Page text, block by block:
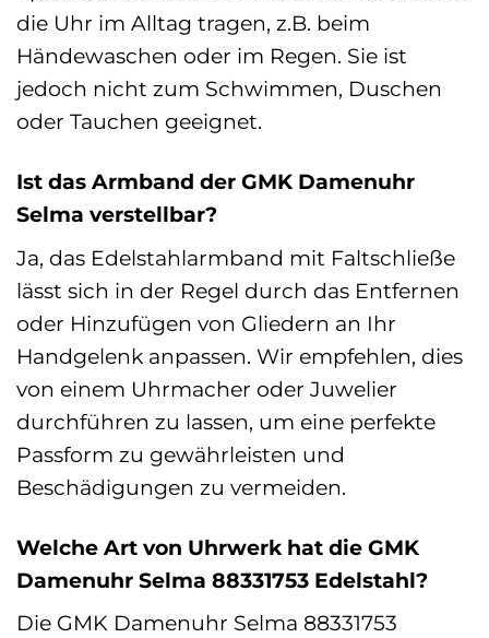
die Uhr im Alltag tragen, z.B. beim
Händewaschen oder im Regen. Sie ist
jedoch nicht zum Schwimmen, Duschen
oder Tauchen geeignet.
Ist das Armband der GMK Damenuhr
Selma verstellbar?
Ja, das Edelstahlarmband mit Faltschließe
lässt sich in der Regel durch das Entfernen
oder Hinzufügen von Gliedern an Ihr
Handgelenk anpassen. Wir empfehlen, dies
von einem Uhrmacher oder Juwelier
durchführen zu lassen, um eine perfekte
Passform zu gewährleisten und
Beschädigungen zu vermeiden.
Welche Art von Uhrwerk hat die GMK
Damenuhr Selma 88331753 Edelstahl?
Die GMK Damenuhr Selma 88331753